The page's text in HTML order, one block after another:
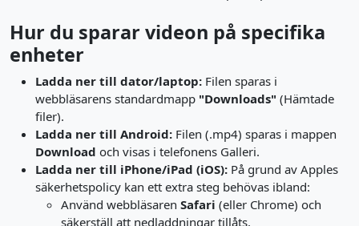
Hur du sparar videon på specifika
enheter
Ladda ner till dator/laptop: Filen sparas i
webbläsarens standardmapp "Downloads" (Hämtade
filer).
Ladda ner till Android: Filen (.mp4) sparas i mappen
Download och visas i telefonens Galleri.
Ladda ner till iPhone/iPad (iOS): På grund av Apples
säkerhetspolicy kan ett extra steg behövas ibland:
Använd webbläsaren Safari (eller Chrome) och
säkerställ att nedladdningar tillåts.